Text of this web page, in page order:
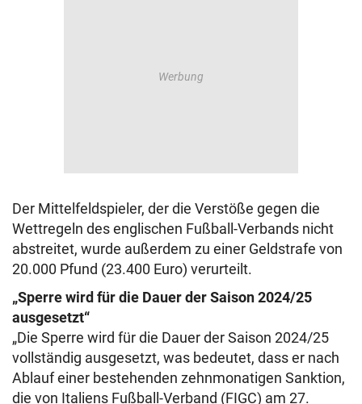
Der Mittelfeldspieler, der die Verstöße gegen die
Wettregeln des englischen Fußball-Verbands nicht
abstreitet, wurde außerdem zu einer Geldstrafe von
20.000 Pfund (23.400 Euro) verurteilt.
„Sperre wird für die Dauer der Saison 2024/25
ausgesetzt“
„Die Sperre wird für die Dauer der Saison 2024/25
vollständig ausgesetzt, was bedeutet, dass er nach
Ablauf einer bestehenden zehnmonatigen Sanktion,
die von Italiens Fußball-Verband (FIGC) am 27.